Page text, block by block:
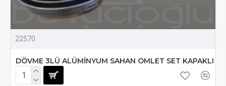
22570
DÖVME 3LÜ ALÜMİNYUM SAHAN OMLET SET KAPAKLI